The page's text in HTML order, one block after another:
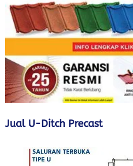
Jual U-Ditch Precast